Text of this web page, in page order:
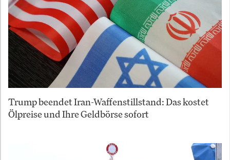
Trump beendet Iran-Waffenstillstand: Das kostet
Ölpreise und Ihre Geldbörse sofort